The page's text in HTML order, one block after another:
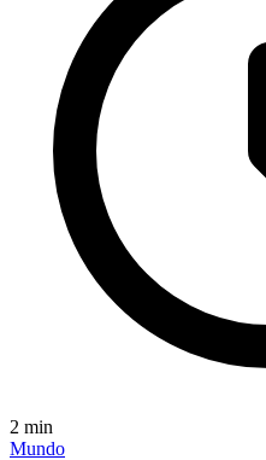
2 min
Mundo